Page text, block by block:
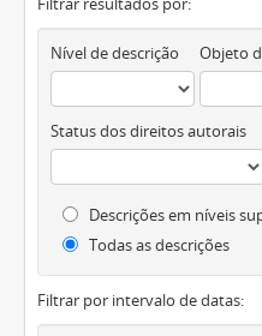
Nível de descrição
Status dos direitos autorais
Descrições em níveis
Todas as descrições
Filtrar por intervalo de datas: